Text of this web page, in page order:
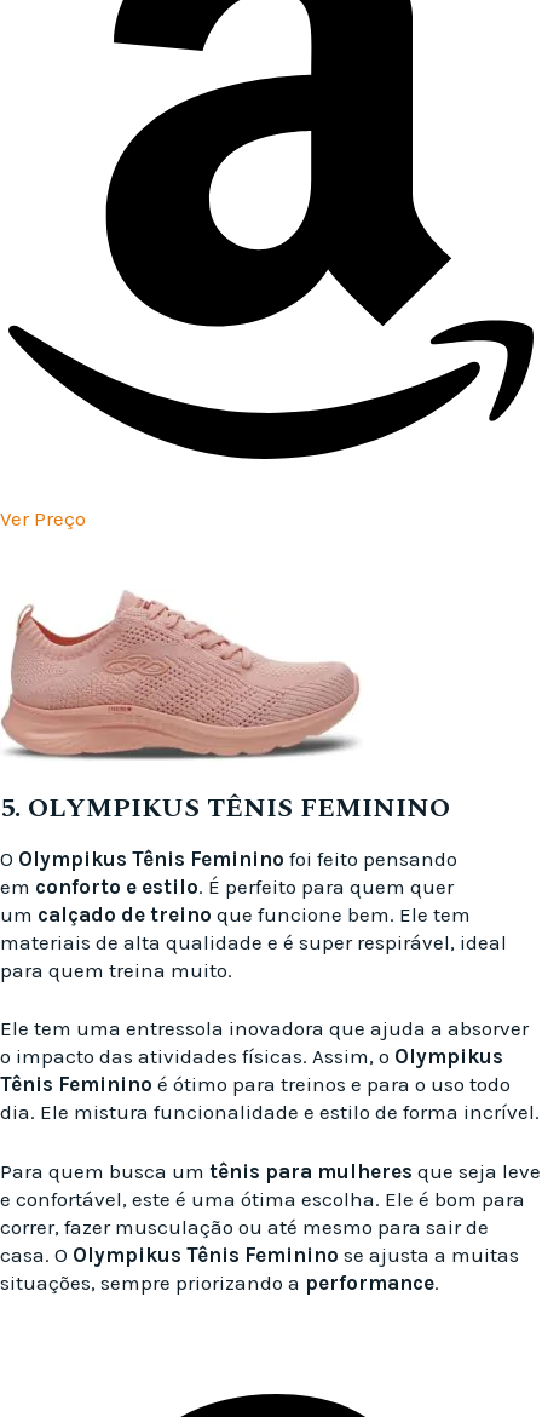
Ver Preço
5. OLYMPIKUS TÊNIS FEMININO
O Olympikus Tênis Feminino foi feito pensando
em conforto e estilo. É perfeito para quem quer
um calçado de treino que funcione bem. Ele tem
materiais de alta qualidade e é super respirável, ideal
para quem treina muito.
Ele tem uma entressola inovadora que ajuda a absorver
o impacto das atividades físicas. Assim, o Olympikus
Tênis Feminino é ótimo para treinos e para o uso todo
dia. Ele mistura funcionalidade e estilo de forma incrível.
Para quem busca um tênis para mulheres que seja leve
e confortável, este é uma ótima escolha. Ele é bom para
correr, fazer musculação ou até mesmo para sair de
casa. O Olympikus Tênis Feminino se ajusta a muitas
situações, sempre priorizando a performance.